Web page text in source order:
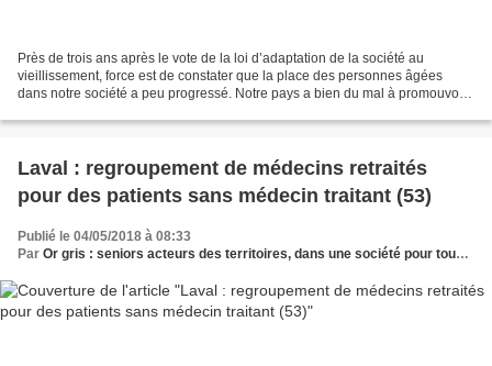
Près de trois ans après le vote de la loi d’adaptation de la société au
vieillissement, force est de constater que la place des personnes âgées
dans notre société a peu progressé. Notre pays a bien du mal à promouvoir
Laval : regroupement de médecins retraités
pour des patients sans médecin traitant (53)
Publié le 04/05/2018 à 08:33
Par Or gris : seniors acteurs des territoires, dans une société pour tous les âges